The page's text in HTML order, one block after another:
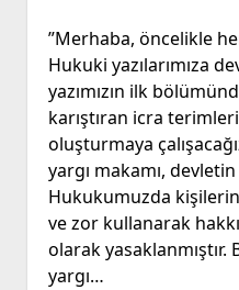
”Merhaba, öncelikle
Hukuki yazılarımıza
yazımızın ilk
karıştıran icra
oluşturmaya
yargı makamı,
Hukukumuzda
ve zor kullanarak
olarak yasaklanmıştır.
yargı…